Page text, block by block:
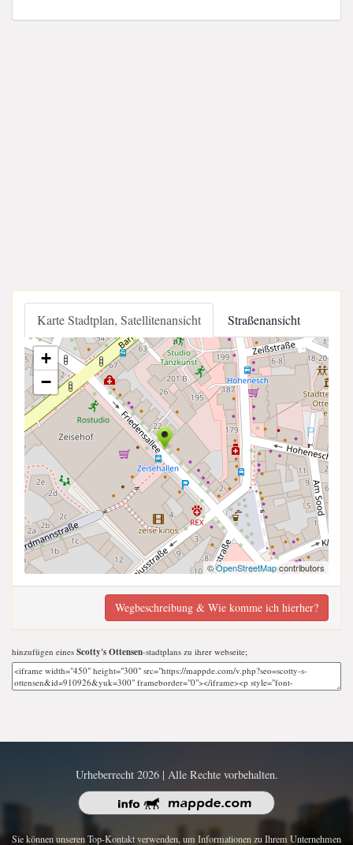
Karte Stadtplan, Satellitenansicht Straßenansicht
+
−
©OpenStreetMapcontributors
Wegbeschreibung & Wie komme ich hierher?
hinzufügen eines Scotty's Ottensen-stadtplans zu ihrer webseite;
Urheberrecht 2026 | Alle Rechte vorbehalten.
Sie können unseren Top-Kontakt verwenden, um Informationen zu Ihrem Unternehmen